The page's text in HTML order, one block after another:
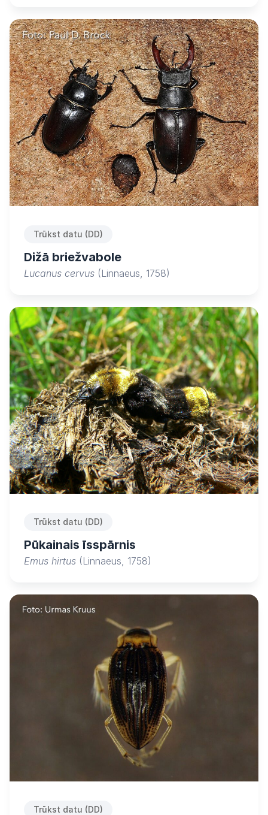
Trūkst datu (DD)
Dižā briežvabole
Lucanus cervus (Linnaeus, 1758)
Trūkst datu (DD)
Pūkainais īsspārnis
Emus hirtus (Linnaeus, 1758)
Trūkst datu (DD)